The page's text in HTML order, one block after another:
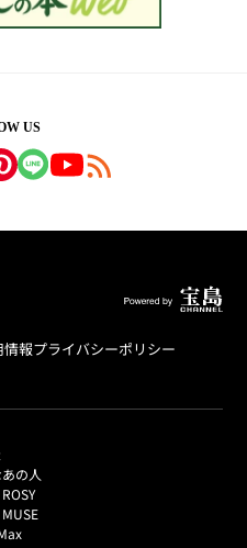
US
情報プライバシーポリシー
の人